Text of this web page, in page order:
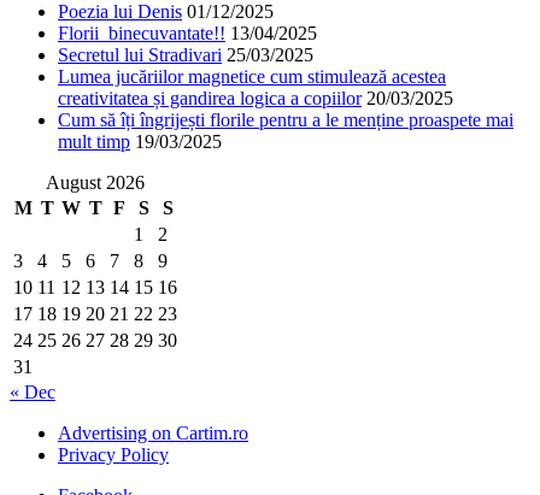
Poezia lui Denis 01/12/2025
Florii binecuvantate!! 13/04/2025
Secretul lui Stradivari 25/03/2025
Lumea jucăriilor magnetice cum stimulează acestea
creativitatea și gandirea logica a copiilor 20/03/2025
Cum să îți îngrijești florile pentru a le menține proaspete mai
mult timp 19/03/2025
August 2026
M T W T F S
S
1
2
3
4 5 6 7 8
9
10 11 12 13 14 15 16
17 18 19 20 21 22 23
24 25 26 27 28 29 30
31
« Dec
Advertising on Cartim.ro
Privacy Policy